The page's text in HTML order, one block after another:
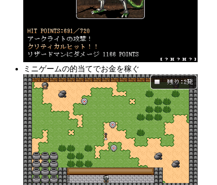
ミニゲームの的当てでお金を稼ぐ